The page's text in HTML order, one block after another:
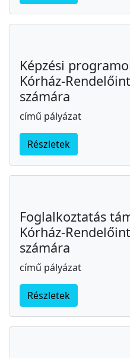
Képzési
Kórház-
számára
című pályázat
Részletek
Foglalkoztatás
Kórház-
számára
című pályázat
Részletek